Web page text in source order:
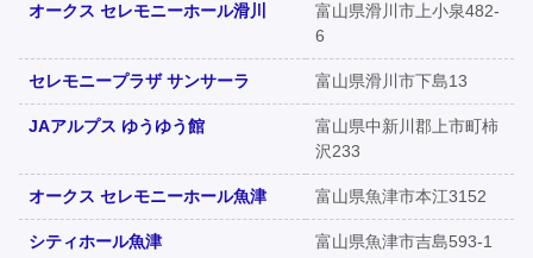
オークス セレモニーホール滑川
富山県滑川市上小泉482-
6
セレモニープラザ サンサーラ 富山県滑川市下島13
JAアルプス ゆうゆう館
富山県中新川郡上市町柿
沢233
オークス セレモニーホール魚津 富山県魚津市本江3152
シティホール魚津 富山県魚津市吉島593-1